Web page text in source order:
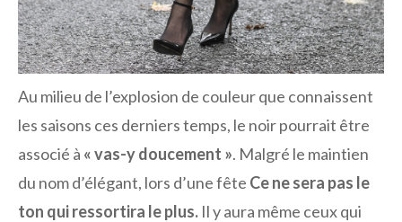
Au milieu de l’explosion de couleur que connaissent
les saisons ces derniers temps, le noir pourrait être
associé à « vas-y doucement ». Malgré le maintien
du nom d’élégant, lors d’une fête Ce ne sera pas le
ton qui ressortira le plus. Il y aura même ceux qui